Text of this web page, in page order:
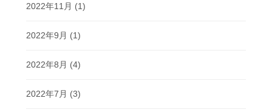
2022年11月 (1)
2022年9月 (1)
2022年8月 (4)
2022年7月 (3)